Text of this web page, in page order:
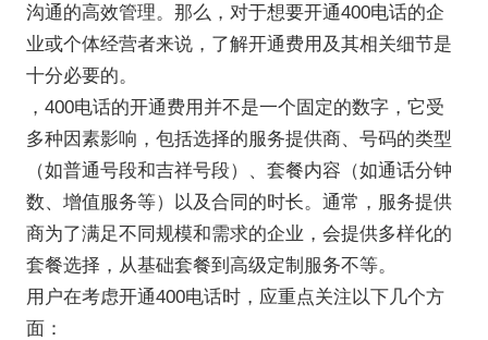
沟通的高效管理。那么，对于想要开通400电话的企
业或个体经营者来说，了解开通费用及其相关细节是
十分必要的。
，400电话的开通费用并不是一个固定的数字，它受
多种因素影响，包括选择的服务提供商、号码的类型
（如普通号段和吉祥号段）、套餐内容（如通话分钟
数、增值服务等）以及合同的时长。通常，服务提供
商为了满足不同规模和需求的企业，会提供多样化的
套餐选择，从基础套餐到高级定制服务不等。
用户在考虑开通400电话时，应重点关注以下几个方
面：